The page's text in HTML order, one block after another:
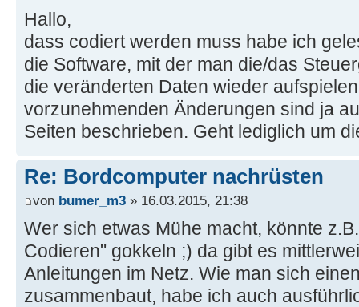
Hallo,
dass codiert werden muss habe ich
die Software, mit der man die/das
die veränderten Daten wieder
vorzunehmenden Änderungen sind ja
Seiten beschrieben. Geht lediglich um
Re: Bordcomputer nachrüsten
von bumer_m3 » 16.03.2015, 21:38
Wer sich etwas Mühe macht, könnte
Codieren" gokkeln ;) da gibt es
Anleitungen im Netz. Wie man sich
zusammenbaut, habe ich auch